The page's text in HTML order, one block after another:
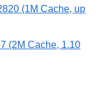
(1M Cache, up
(2M Cache, 1.10